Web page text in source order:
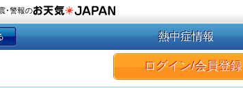
･警報の
熱中症情報
ログイン/会員登録